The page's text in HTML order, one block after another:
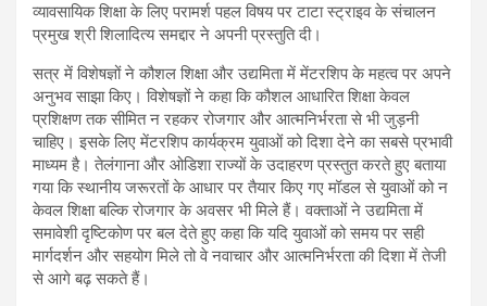
व्यावसायिक शिक्षा के लिए परामर्श पहल विषय पर टाटा स्ट्राइव के संचालन
प्रमुख श्री शिलादित्य समद्दार ने अपनी प्रस्तुति दी।
सत्र में विशेषज्ञों ने कौशल शिक्षा और उद्यमिता में मेंटरशिप के महत्व पर अपने
अनुभव साझा किए। विशेषज्ञों ने कहा कि कौशल आधारित शिक्षा केवल
प्रशिक्षण तक सीमित न रहकर रोजगार और आत्मनिर्भरता से भी जुड़नी
चाहिए। इसके लिए मेंटरशिप कार्यक्रम युवाओं को दिशा देने का सबसे प्रभावी
माध्यम है। तेलंगाना और ओडिशा राज्यों के उदाहरण प्रस्तुत करते हुए बताया
गया कि स्थानीय जरूरतों के आधार पर तैयार किए गए मॉडल से युवाओं को न
केवल शिक्षा बल्कि रोजगार के अवसर भी मिले हैं। वक्ताओं ने उद्यमिता में
समावेशी दृष्टिकोण पर बल देते हुए कहा कि यदि युवाओं को समय पर सही
मार्गदर्शन और सहयोग मिले तो वे नवाचार और आत्मनिर्भरता की दिशा में तेजी
से आगे बढ़ सकते हैं।